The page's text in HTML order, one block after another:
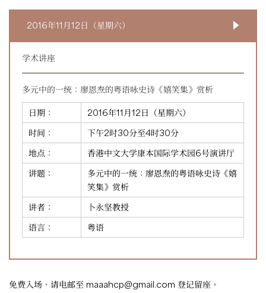
2016年11月12日（星期六）
学术讲座
多元中的一统：廖恩焘的粤语咏史诗《嬉笑集》赏析
日期：
2016年11月12日（星期六）
时间：
下午2时30分至4时30分
地点：
香港中文大学康本国际学术园6号演讲厅
讲题：
多元中的一统：廖恩焘的粤语咏史诗《嬉
笑集》赏析
讲者：
卜永坚教授
语言：
粤语
免费入场，请电邮至 maaahcp@gmail.com 登记留座。